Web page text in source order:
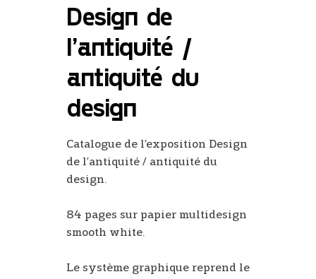
Design de
l’antiquité /
antiquité du
design
Catalogue de l’exposition Design
de l’antiquité / antiquité du
design.
84 pages sur papier multidesign
smooth white.
Le système graphique reprend le